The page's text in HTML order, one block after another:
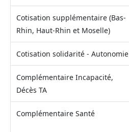
Cotisation supplémentaire (Bas-
Rhin, Haut-Rhin et Moselle)
Cotisation solidarité - Autonomie
Complémentaire Incapacité,
Décès TA
Complémentaire Santé